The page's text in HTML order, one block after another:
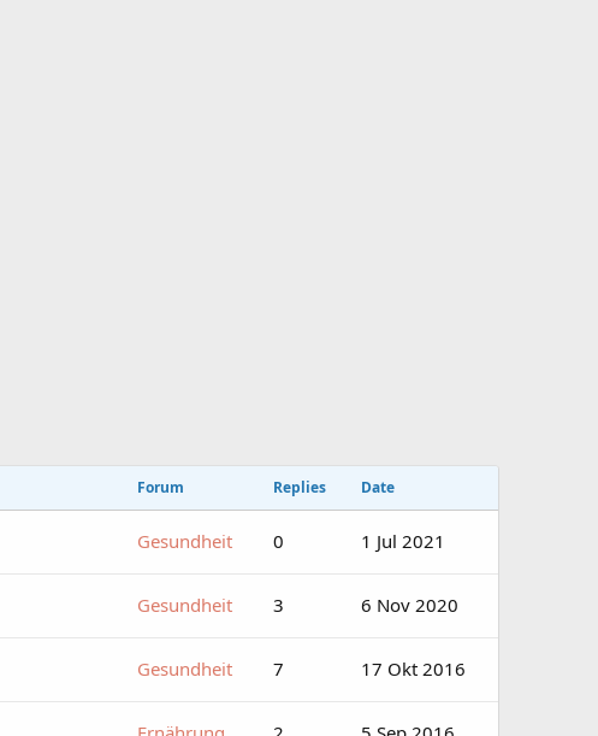
Forum Replies Date
Gesundheit 0 1 Jul 2021
Gesundheit 3 6 Nov 2020
Gesundheit 7 17 Okt 2016